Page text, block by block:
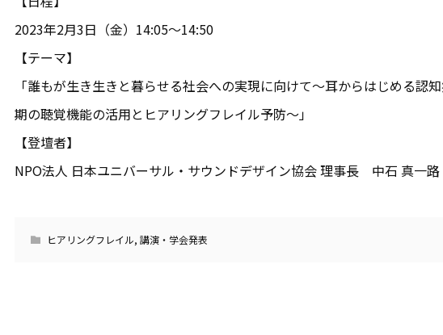
2023年2月3日（金）14:05〜14:50
【テーマ】
「誰もが生き生きと暮らせる社会への実現に向けて～耳からはじめる認
期の聴覚機能の活用とヒアリングフレイル予防〜」
【登壇者】
NPO法人 日本ユニバーサル・サウンドデザイン協会 理事長 中石 真一路
ヒアリングフレイル, 講演・学会発表